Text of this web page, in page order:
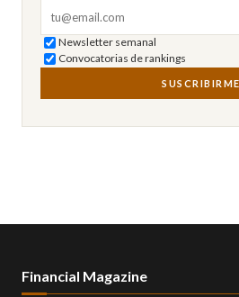
Newsletter semanal
Convocatorias de rankings
SUSCRIBIRME
Financial Magazine